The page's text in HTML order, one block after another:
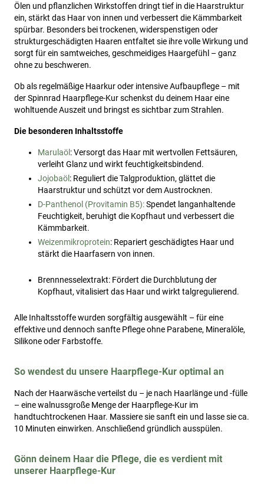
Ölen und pflanzlichen Wirkstoffen dringt tief in die Haarstruktur
ein, stärkt das Haar von innen und verbessert die Kämmbarkeit
spürbar. Besonders bei trockenen, widerspenstigen oder
strukturgeschädigten Haaren entfaltet sie ihre volle Wirkung und
sorgt für ein samtweiches, geschmeidiges Haargefühl – ganz
ohne zu beschweren.
Ob als regelmäßige Haarkur oder intensive Aufbaupflege – mit
der Spinnrad Haarpflege-Kur schenkst du deinem Haar eine
wohltuende Auszeit und bringst es sichtbar zum Strahlen.
Die besonderen Inhaltsstoffe
Marulaöl : Versorgt das Haar mit wertvollen Fettsäuren,
verleiht Glanz und wirkt feuchtigkeitsbindend.
Jojobaöl : Reguliert die Talgproduktion, glättet die
Haarstruktur und schützt vor dem Austrocknen.
D-Panthenol (Provitamin B5):Spendet langanhaltende
Feuchtigkeit, beruhigt die Kopfhaut und verbessert die
Kämmbarkeit.
Weizenmikroprotein: Repariert geschädigtes Haar und
stärkt die Haarfasern von innen.
Brennnesselextrakt: Fördert die Durchblutung der
Kopfhaut, vitalisiert das Haar und wirkt talgregulierend.
Alle Inhaltsstoffe wurden sorgfältig ausgewählt – für eine
effektive und dennoch sanfte Pflege ohne Parabene, Mineralöle,
Silikone oder Farbstoffe.
So wendest du unsere Haarpflege-Kur optimal an
Nach der Haarwäsche verteilst du – je nach Haarlänge und -fülle
– eine walnussgroße Menge der Haarpflege-Kur im
handtuchtrockenen Haar. Massiere sie sanft ein und lasse sie ca.
10 Minuten einwirken. Anschließend gründlich ausspülen.
Gönn deinem Haar die Pflege, die es verdient mit
unserer Haarpflege-Kur